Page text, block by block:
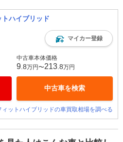
ハイブリッド
マイカー登録
中古車本体価格
9 .8万円〜213 .8万円
中古車を検索
ィットハイブリッドの車買取相場を調べる